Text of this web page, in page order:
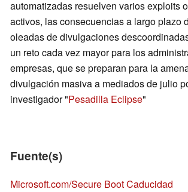
automatizadas resuelven varios exploits
activos, las consecuencias a largo plazo
oleadas de divulgaciones
un reto cada vez mayor para los
empresas, que se preparan para la
divulgación masiva a mediados de julio
investigador "Pesadilla Eclipse"
Fuente(s)
Microsoft.com/Secure Boot Caducidad